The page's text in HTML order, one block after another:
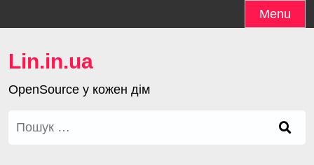
to
Menu
Lin.in.ua
OpenSource у кожен дім
Пошук: